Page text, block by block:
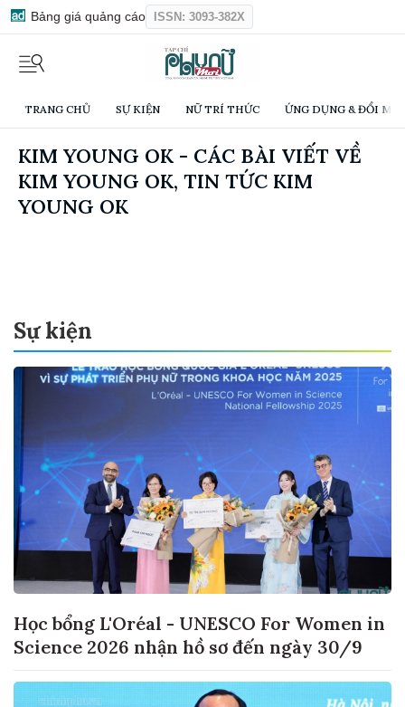
Bảng giá quảng cáo ISSN: 3093-382X
TRANG CHỦ SỰ KIỆN NỮ TRÍ THỨC ỨNG DỤNG & ĐỔI
KIM YOUNG OK - CÁC BÀI VIẾT VỀ
KIM YOUNG OK, TIN TỨC KIM
YOUNG OK
Sự kiện
Học bổng L'Oréal - UNESCO For Women in
Science 2026 nhận hồ sơ đến ngày 30/9